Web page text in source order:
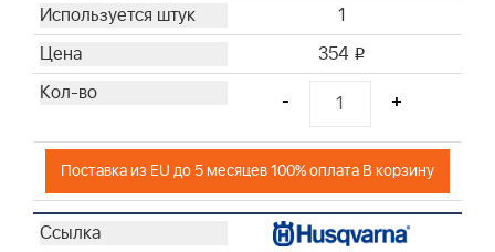
1
354 i
- +
Поставка из EU до 5 месяцев 100% оплата В корзину